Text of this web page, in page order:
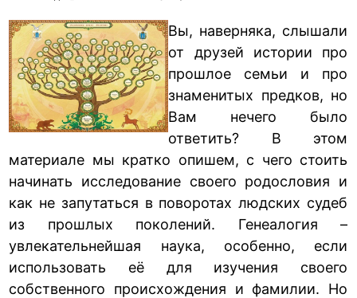
Вы, наверняка, слышали
от друзей истории про
прошлое семьи и про
знаменитых предков, но
Вам нечего было
ответить? В этом
материале мы кратко опишем, с чего стоить
начинать исследование своего родословия и
как не запутаться в поворотах людских судеб
из прошлых поколений. Генеалогия –
увлекательнейшая наука, особенно, если
использовать её для изучения своего
собственного происхождения и фамилии. Но